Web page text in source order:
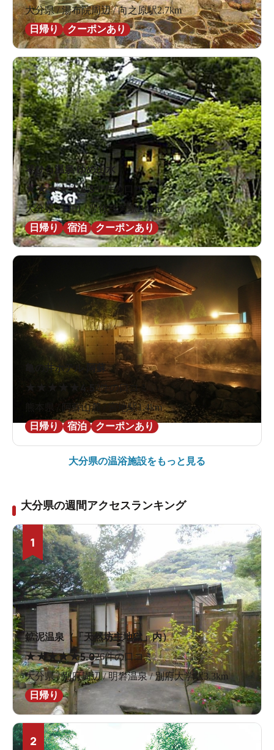
大分県 / 湯布院周辺 / 向之原駅2.7km
日帰り
クーポンあり
琴ひら温泉 ゆめ山水
★★★★★4.532件の口コミ
大分県 / 日田 / 豊後三芳駅2.0km
日帰り
宿泊 クーポンあり
亀の井ホテル 阿蘇
★
2件の口コミ
熊本県 / 阿蘇山麓 / 宮地駅1.4km
日帰り
宿泊 クーポンあり
大分県の温浴施設をもっと見る
大分県の週間アクセスランキング
1
鉱泥温泉（「天然坊主地獄」内）
★★★★★5.026件の口コミ
大分県 / 別府周辺 / 明礬温泉 / 別府大学駅3.3km
日帰り
2